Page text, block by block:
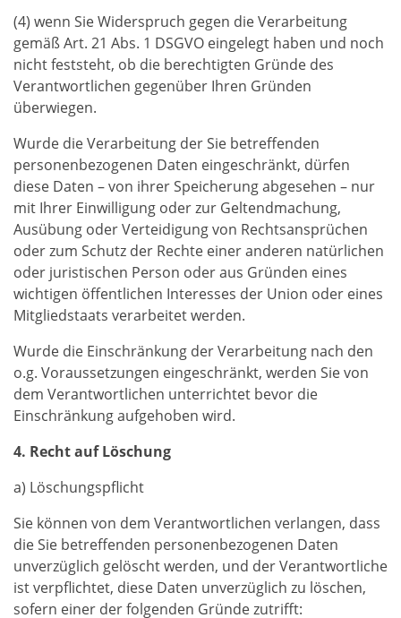
(4) wenn Sie Widerspruch gegen die Verarbeitung
gemäß Art. 21 Abs. 1 DSGVO eingelegt haben und noch
nicht feststeht, ob die berechtigten Gründe des
Verantwortlichen gegenüber Ihren Gründen
überwiegen.
Wurde die Verarbeitung der Sie betreffenden
personenbezogenen Daten eingeschränkt, dürfen
diese Daten – von ihrer Speicherung abgesehen – nur
mit Ihrer Einwilligung oder zur Geltendmachung,
Ausübung oder Verteidigung von Rechtsansprüchen
oder zum Schutz der Rechte einer anderen natürlichen
oder juristischen Person oder aus Gründen eines
wichtigen öffentlichen Interesses der Union oder eines
Mitgliedstaats verarbeitet werden.
Wurde die Einschränkung der Verarbeitung nach den
o.g. Voraussetzungen eingeschränkt, werden Sie von
dem Verantwortlichen unterrichtet bevor die
Einschränkung aufgehoben wird.
4. Recht auf Löschung
a) Löschungspflicht
Sie können von dem Verantwortlichen verlangen, dass
die Sie betreffenden personenbezogenen Daten
unverzüglich gelöscht werden, und der Verantwortliche
ist verpflichtet, diese Daten unverzüglich zu löschen,
sofern einer der folgenden Gründe zutrifft: